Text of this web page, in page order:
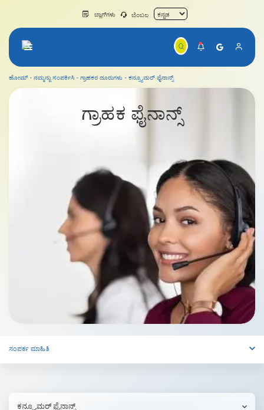
ಬ್ಲಾಗ್‌ಗಳು ಬೆಂಬಲ
ಹೋಮ್ ನಮ್ಮನ್ನು ಸಂಪರ್ಕಿಸಿ ಗ್ರಾಹಕರ ದೂರುಗಳು ಕನ್ಸ್ಯೂಮರ್ ಫೈನಾನ್ಸ್
ಗ್ರಾಹಕ ಫೈನಾನ್ಸ್
ಕನ್ಸ್ಯೂಮರ್ ಫೈನಾನ್ಸ್
ಸಂಪರ್ಕ ಮಾಹಿತಿ
ಕನ್ಸ್ಯೂಮರ್ ಫೈನಾನ್ಸ್